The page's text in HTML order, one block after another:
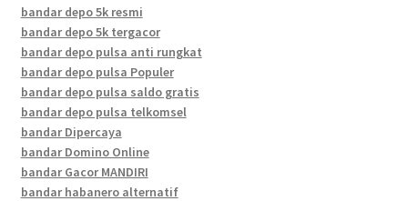
bandar depo 5k resmi
bandar depo 5k tergacor
bandar depo pulsa anti rungkat
bandar depo pulsa Populer
bandar depo pulsa saldo gratis
bandar depo pulsa telkomsel
bandar Dipercaya
bandar Domino Online
bandar Gacor MANDIRI
bandar habanero alternatif